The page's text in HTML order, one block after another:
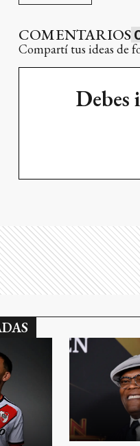
COMENTARIOS
Compartí tus ideas de
Debes